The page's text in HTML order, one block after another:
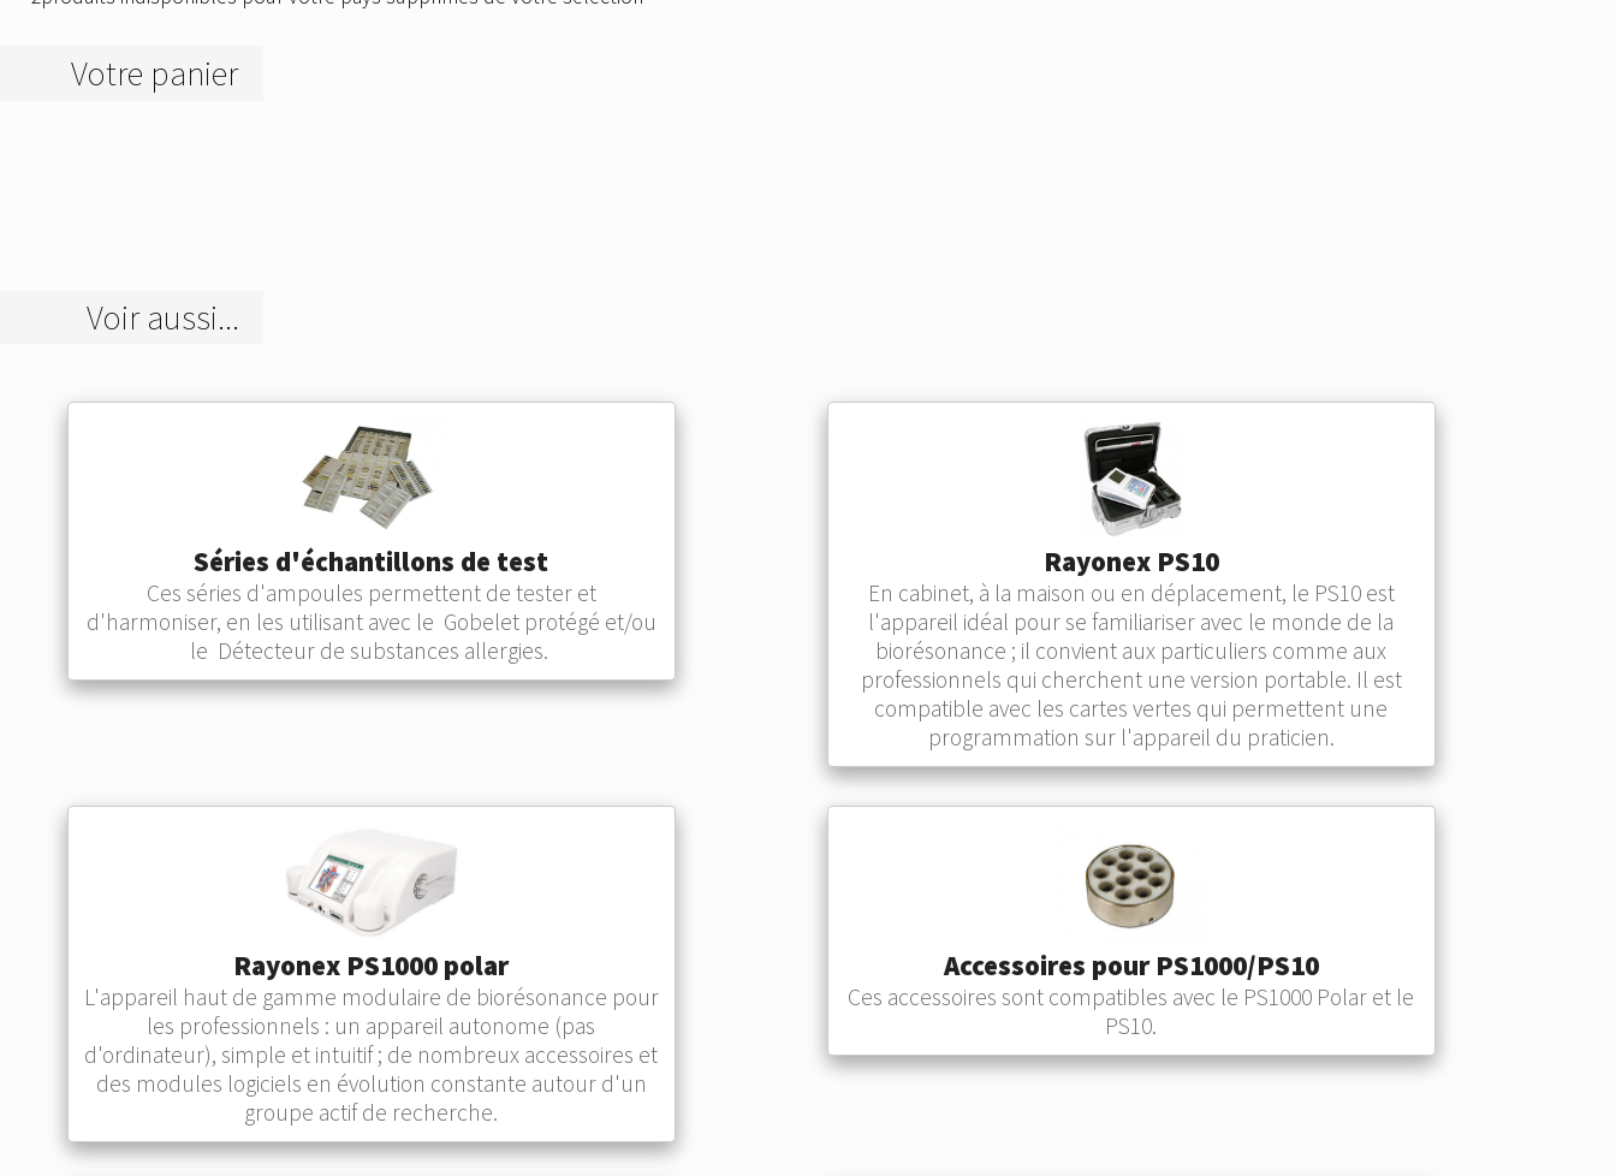
Votre panier
Voir aussi...
Séries d'échantillons de test
Ces séries d'ampoules permettent de tester et
d'harmoniser, en les utilisant avec le Gobelet protégé et/ou
le Détecteur de substances allergies.
Rayonex PS10
En cabinet, à la maison ou en déplacement, le PS10 est
l'appareil idéal pour se familiariser avec le monde de la
biorésonance ; il convient aux particuliers comme aux
professionnels qui cherchent une version portable. Il est
compatible avec les cartes vertes qui permettent une
programmation sur l'appareil du praticien.
Rayonex PS1000 polar
L'appareil haut de gamme modulaire de biorésonance pour
les professionnels : un appareil autonome (pas
d'ordinateur), simple et intuitif ; de nombreux accessoires et
des modules logiciels en évolution constante autour d'un
groupe actif de recherche.
Accessoires pour PS1000/PS10
Ces accessoires sont compatibles avec le PS1000 Polar et le
PS10.